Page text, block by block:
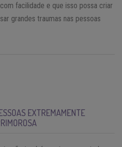
facilidade e que isso possa criar
grandes traumas nas pessoas
EXTREMAMENTE